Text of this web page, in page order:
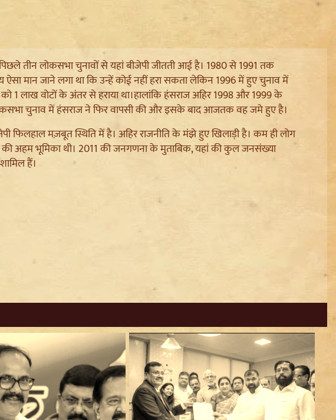
तीन लोकसभा चुनावों से यहां बीजेपी जीतती आई है। 1980 से 1991 तक
ऐसा मान जाने लगा था कि उन्हें कोई नहीं हरा सकता लेकिन 1996 में हुए चुनाव में
1 लाख वोटों के अंतर से हराया था।हालांकि हंसराज अहिर 1998 और 1999 के
चुनाव में हंसराज ने फिर वापसी की और इसके बाद आजतक वह जमे हुए है।
फिलहाल मज़बूत स्थिति में है। अहिर राजनीति के मंझे हुए खिलाड़ी है। कम ही लोग
की अहम भूमिका थी। 2011 की जनगणना के मुताबिक, यहां की कुल जनसंख्या
हैं।